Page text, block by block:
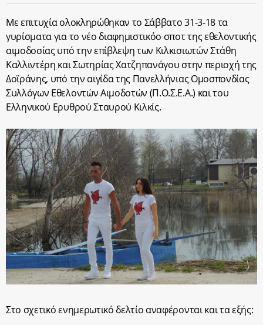
Με επιτυχία ολοκληρώθηκαν το Σάββατο 31-3-18 τα
γυρίσματα για τo νέο διαφημιστικόo σποτ της εθελοντικής
αιμοδοσίας υπό την επίβλεψη των Κιλκισιωτών Στάθη
Kαλλιντέρη και Σωτηρίας Χατζηπανάγου στην περιοχή της
Δοϊράνης, υπό την αιγίδα της Πανελλήνιας Ομοσπονδίας
Συλλόγων Εθελοντών Αιμοδοτών (Π.Ο.Σ.Ε.Α.) και του
Ελληνικού Ερυθρού Σταυρού Κιλκίς.
Στο σχετικό ενημερωτικό δελτίο αναφέρονται και τα εξής: